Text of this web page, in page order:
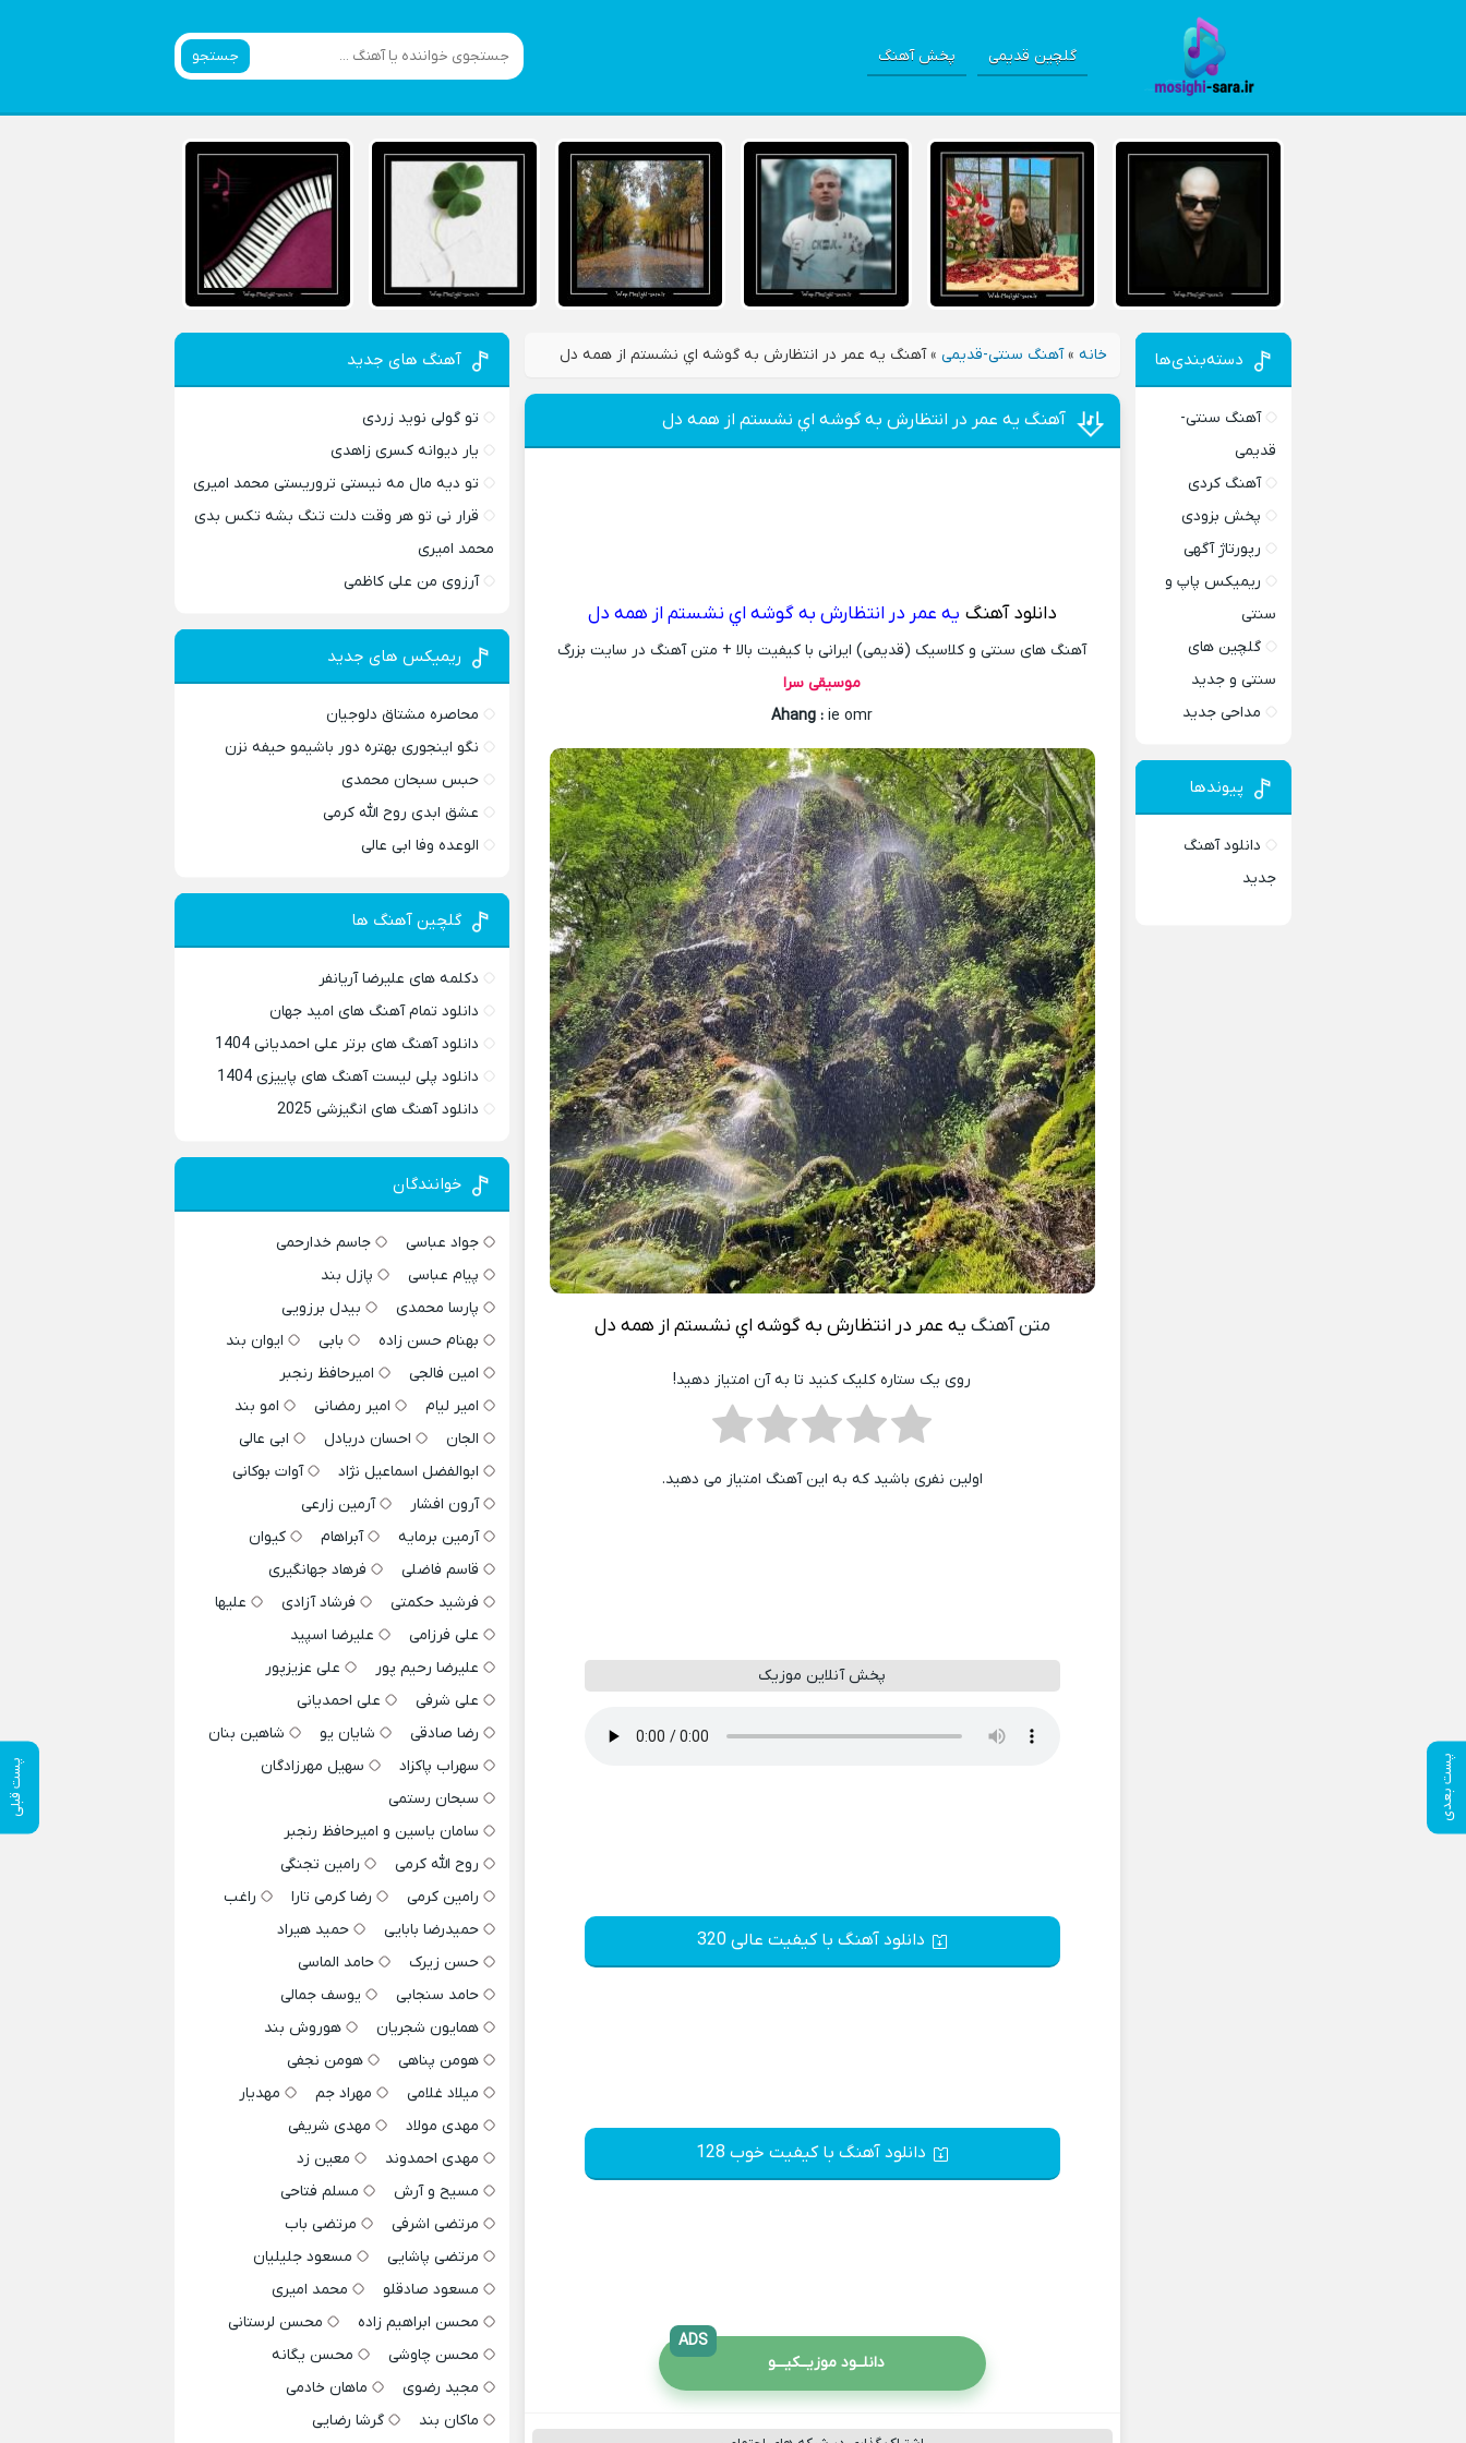
گلچین قدیمی پخش آهنگ جستجو
خانه »آهنگ سنتی-قدیمی »آهنگ يه عمر در انتظارش به گوشه اي نشستم از همه دل
پست بعدی پست قبلی
آهنگ يه عمر در انتظارش به گوشه اي نشستم از همه دل
دانلود آهنگ يه عمر در انتظارش به گوشه اي نشستم از همه دل
آهنگ های سنتی و کلاسیک (قدیمی) ایرانی با کیفیت بالا + متن آهنگ در سایت بزرگ
موسیقی سرا
Ahang : ie omr
متن آهنگ يه عمر در انتظارش به گوشه اي نشستم از همه دل
روی یک ستاره کلیک کنید تا به آن امتیاز دهید!
اولین نفری باشید که به این آهنگ امتیاز می دهید.
پخش آنلاین موزیک
دانلود آهنگ با کیفیت عالی 320
دانلود آهنگ با کیفیت خوب 128
دانلــود موزیــکیـــو
ADS
دسته‌بندی‌ها
آهنگ سنتی-
قدیمی
آهنگ کردی
پخش بزودی
رپورتاژ آگهی
ریمیکس پاپ و
سنتی
گلچین های
سنتی و جدید
مداحی جدید
پیوندها
دانلود آهنگ
جدید
آهنگ های جدید
تو گولی نوید زردی
یار دیوانه کسری زاهدی
تو دیه مال مه نیستی تروریستی محمد امیری
قرار نی تو هر وقت دلت تنگ بشه تکس بدی
محمد امیری
آرزوی من علی کاظمی
ریمیکس های جدید
محاصره مشتاق دلوجیان
نگو اینجوری بهتره دور باشیمو حیفه نزن
حبس سبحان محمدی
عشق ابدی روح الله کرمی
الوعده وفا ابی عالی
گلچین آهنگ ها
دکلمه های علیرضا آریانفر
دانلود تمام آهنگ های امید جهان
دانلود آهنگ های برتر علی احمدیانی 1404
دانلود پلی لیست آهنگ های پاییزی 1404
دانلود آهنگ های انگیزشی 2025
خوانندگان
جواد عباسی
جاسم خدارحمی
پیام عباسی
پازل بند
پارسا محمدی
بیدل برزویی
بهنام حسن زاده
بابی
ایوان بند
امین فالجی
امیرحافظ رنجبر
امیر لیام
امیر رمضانی
امو بند
الجان
احسان دریادل
ابی عالی
ابوالفضل اسماعیل نژاد
آوات بوکانی
آرون افشار
آرمین زارعی
آرمین برمایه
آبراهام
کیوان
قاسم فاضلی
فرهاد جهانگیری
فرشید حکمتی
فرشاد آزادی
علیها
علی فرزامی
علیرضا اسپید
علیرضا رحیم پور
علی عزیزپور
علی شرفی
علی احمدیانی
رضا صادقی
شایان یو
شاهین بنان
سهراب پاکزاد
سهیل مهرزادگان
سبحان رستمی
سامان یاسین و امیرحافظ رنجبر
روح الله کرمی
رامین تجنگی
رامین کرمی
رضا کرمی تارا
راغب
حمیدرضا بابایی
حمید هیراد
حسن زیرک
حامد الماسی
حامد سنجابی
یوسف جمالی
همایون شجریان
هوروش بند
هومن پناهی
هومن نجفی
میلاد غلامی
مهراد جم
مهدیار
مهدی مولاد
مهدی شریفی
مهدی احمدوند
معین زد
مسیح و آرش
مسلم فتاحی
مرتضی اشرفی
مرتضی باب
مرتضی پاشایی
مسعود جلیلیان
مسعود صادقلو
محمد امیری
محسن ابراهیم زاده
محسن لرستانی
محسن چاوشی
محسن یگانه
مجید رضوی
ماهان خادمی
ماکان بند
گرشا رضایی